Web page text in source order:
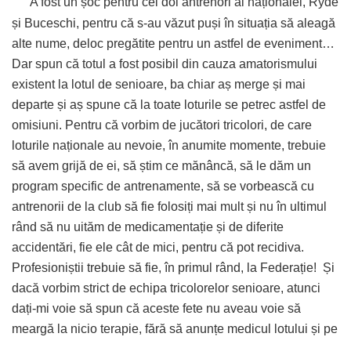
și Buceschi, pentru că s-au văzut puși în situația să aleagă
alte nume, deloc pregătite pentru un astfel de eveniment…
Dar spun că totul a fost posibil din cauza amatorismului
existent la lotul de senioare, ba chiar aș merge și mai
departe și aș spune că la toate loturile se petrec astfel de
omisiuni. Pentru că vorbim de jucători tricolori, de care
loturile naționale au nevoie, în anumite momente, trebuie
să avem grijă de ei, să știm ce mănâncă, să le dăm un
program specific de antrenamente, să se vorbească cu
antrenorii de la club să fie folosiți mai mult și nu în ultimul
rând să nu uităm de medicamentație și de diferite
accidentări, fie ele cât de mici, pentru că pot recidiva.
Profesioniștii trebuie să fie, în primul rând, la Federație! Și
dacă vorbim strict de echipa tricolorelor senioare, atunci
dați-mi voie să spun că aceste fete nu aveau voie să
meargă la nicio terapie, fără să anunțe medicul lotului și pe